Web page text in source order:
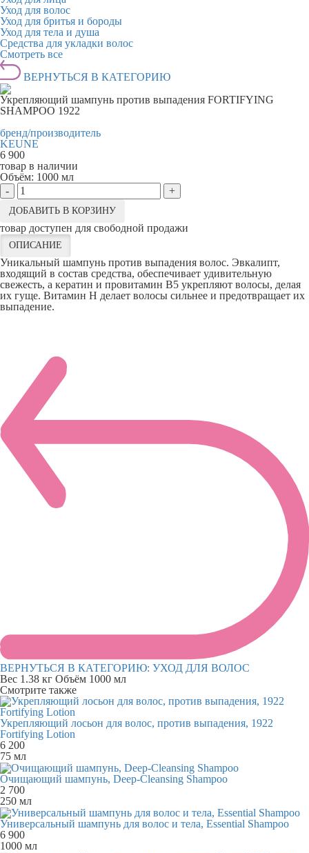
Уход для волос
Уход для бритья и бороды
Уход для тела и душа
Средства для укладки волос
Смотреть все
ВЕРНУТЬСЯ В КАТЕГОРИЮ
Укрепляющий шампунь против выпадения FORTIFYING
SHAMPOO 1922
бренд/производитель
KEUNE
6 900
товар в наличии
Объём: 1000 мл
-
+
ДОБАВИТЬ В КОРЗИНУ
товар доступен для свободной продажи
ОПИСАНИЕ
Уникальный шампунь против выпадения волос. Эвкалипт,
входящий в состав средства, обеспечивает удивительную
свежесть, а кератин и провитамин B5 укрепляют волосы, делая
их гуще. Витамин H делает волосы сильнее и предотвращает их
выпадение.
ВЕРНУТЬСЯ В КАТЕГОРИЮ: УХОД ДЛЯ ВОЛОС
Вес 1.38 кг Объём 1000 мл
Смотрите также
Укрепляющий лосьон для волос, против выпадения, 1922
Fortifying Lotion
6 200
75 мл
Очищающий шампунь, Deep-Cleansing Shampoo
2 700
250 мл
Универсальный шампунь для волос и тела, Essential Shampoo
6 900
1000 мл